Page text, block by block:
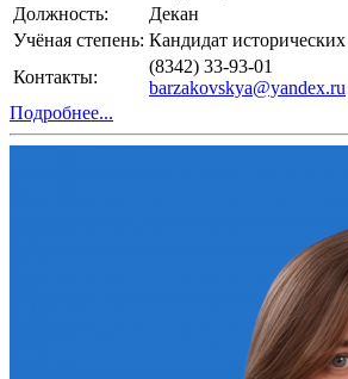
Должность:
Декан
Учёная степень: Кандидат
Контакты:
(8342) 33-93-01
barzakovskya@yandex.ru
Подробнее...